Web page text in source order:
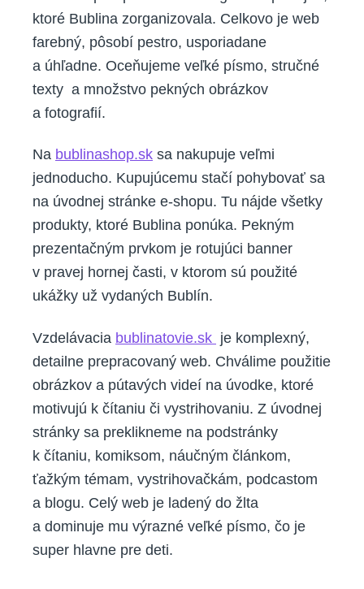
ktoré Bublina zorganizovala. Celkovo je web
farebný, pôsobí pestro, usporiadane
a úhľadne. Oceňujeme veľké písmo, stručné
texty a množstvo pekných obrázkov
a fotografií.
Na bublinashop.sk sa nakupuje veľmi
jednoducho. Kupujúcemu stačí pohybovať sa
na úvodnej stránke e-shopu. Tu nájde všetky
produkty, ktoré Bublina ponúka. Pekným
prezentačným prvkom je rotujúci banner
v pravej hornej časti, v ktorom sú použité
ukážky už vydaných Bublín.
Vzdelávacia bublinatovie.sk je komplexný,
detailne prepracovaný web. Chválime použitie
obrázkov a pútavých videí na úvodke, ktoré
motivujú k čítaniu či vystrihovaniu. Z úvodnej
stránky sa preklikneme na podstránky
k čítaniu, komiksom, náučným článkom,
ťažkým témam, vystrihovačkám, podcastom
a blogu. Celý web je ladený do žlta
a dominuje mu výrazné veľké písmo, čo je
super hlavne pre deti.